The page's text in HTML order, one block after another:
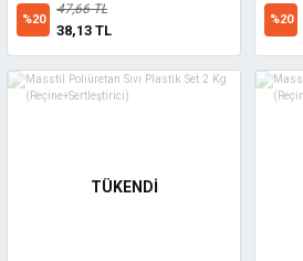
%20
47,66 TL
38,13 TL
%20
TÜKENDİ